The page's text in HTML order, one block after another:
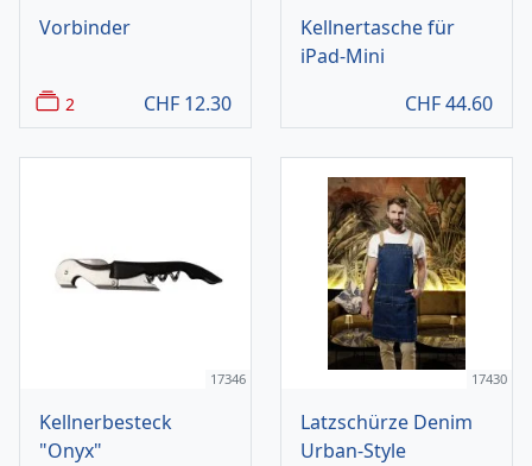
Vorbinder
2 CHF 12.30
Kellnertasche für
iPad-Mini
CHF44.60
17346
Kellnerbesteck
"Onyx"
17430
Latzschürze Denim
Urban-Style